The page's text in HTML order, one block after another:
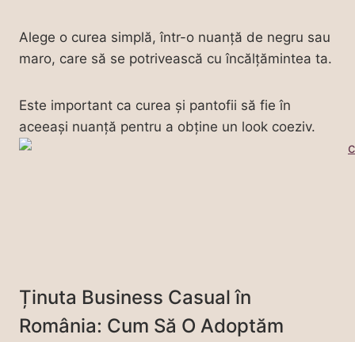
Alege o curea simplă, într-o nuanță de negru sau
maro, care să se potrivească cu încălțămintea ta.
Este important ca curea și pantofii să fie în
aceeași nuanță pentru a obține un look coeziv.
Ținuta Business Casual în
România: Cum Să O Adoptăm